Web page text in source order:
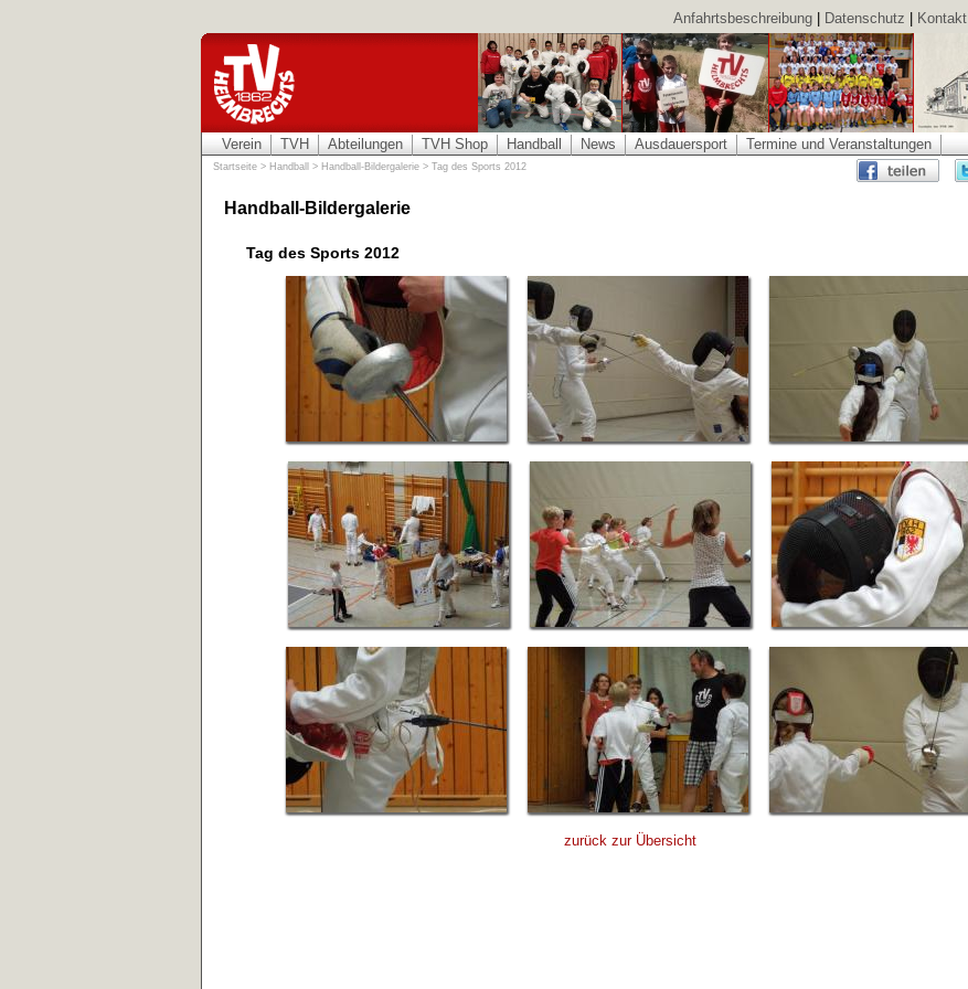
Anfahrtsbeschreibung Datenschutz Kontakt
Verein TVH Abteilungen TVH Shop Handball News Ausdauersport Termine und Veranstaltungen
Startseite > Handball > Handball-Bildergalerie > Tag des Sports 2012
Handball-Bildergalerie
Tag des Sports 2012
zurück zur Übersicht